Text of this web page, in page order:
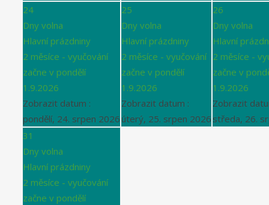
24
Dny volna
Hlavní prázdniny
2 měsíce - vyučování
začne v pondělí
1.9.2026
Zobrazit datum :
pondělí, 24. srpen 2026
25
Dny volna
Hlavní prázdniny
2 měsíce - vyučování
začne v pondělí
1.9.2026
Zobrazit datum :
úterý, 25. srpen 2026
26
Dny volna
Hlavní
2 měsíce -
začne v
1.9.2026
Zobrazit
středa, 26.
31
Dny volna
Hlavní prázdniny
2 měsíce - vyučování
začne v pondělí